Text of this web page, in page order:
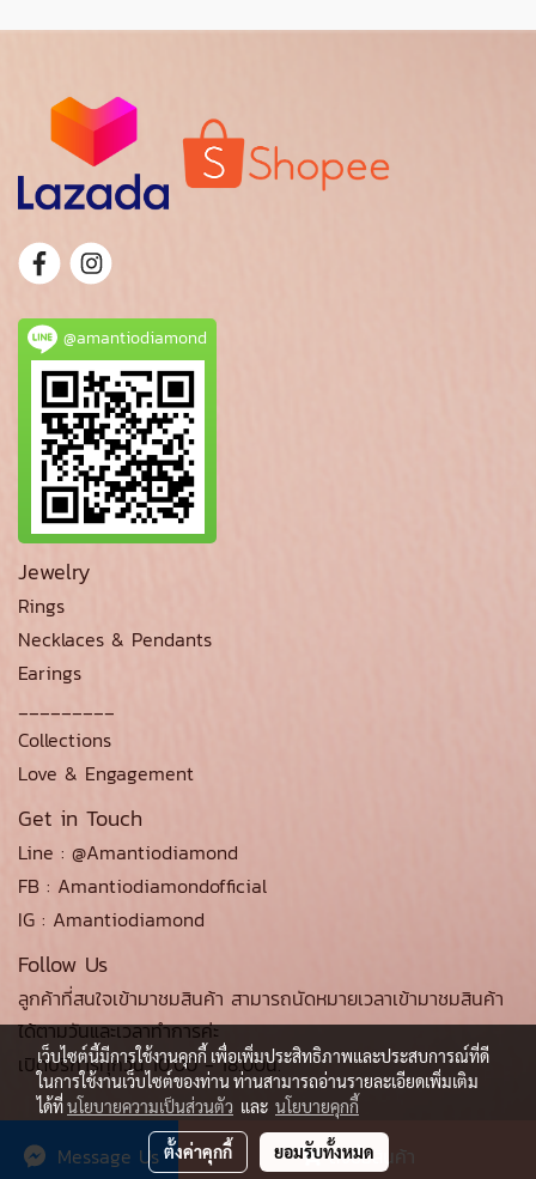
สั่งซื้อสินค้า
Message Us
@amantiodiamond
Jewelry
Rings
Necklaces & Pendants
Earings
Collections
Love & Engagement
Get in Touch
Line : @Amantiodiamond
FB : Amantiodiamondofficial
IG : Amantiodiamond
Follow Us
ลูกค้าที่สนใจเข้ามาชมสินค้า สามารถนัดหมายเวลาเข้ามาชมสินค้า
ได้ตามวันและเวลาทำการค่ะ
เปิดบริการทุกวัน 10.00 - 18.00น.
© Copyright amantiodiamond.com 2021 All Rights Reserved.
เว็บไซต์นี้มีการใช้งานคุกกี้ เพื่อเพิ่มประสิทธิภาพและประสบการณ์ที่ดี
ในการใช้งานเว็บไซต์ของท่าน ท่านสามารถอ่านรายละเอียดเพิ่มเติม
ได้ที่นโยบายความเป็นส่วนตัว และ นโยบายคุกกี้
ตั้งค่าคุกกี้ ยอมรับทั้งหมด